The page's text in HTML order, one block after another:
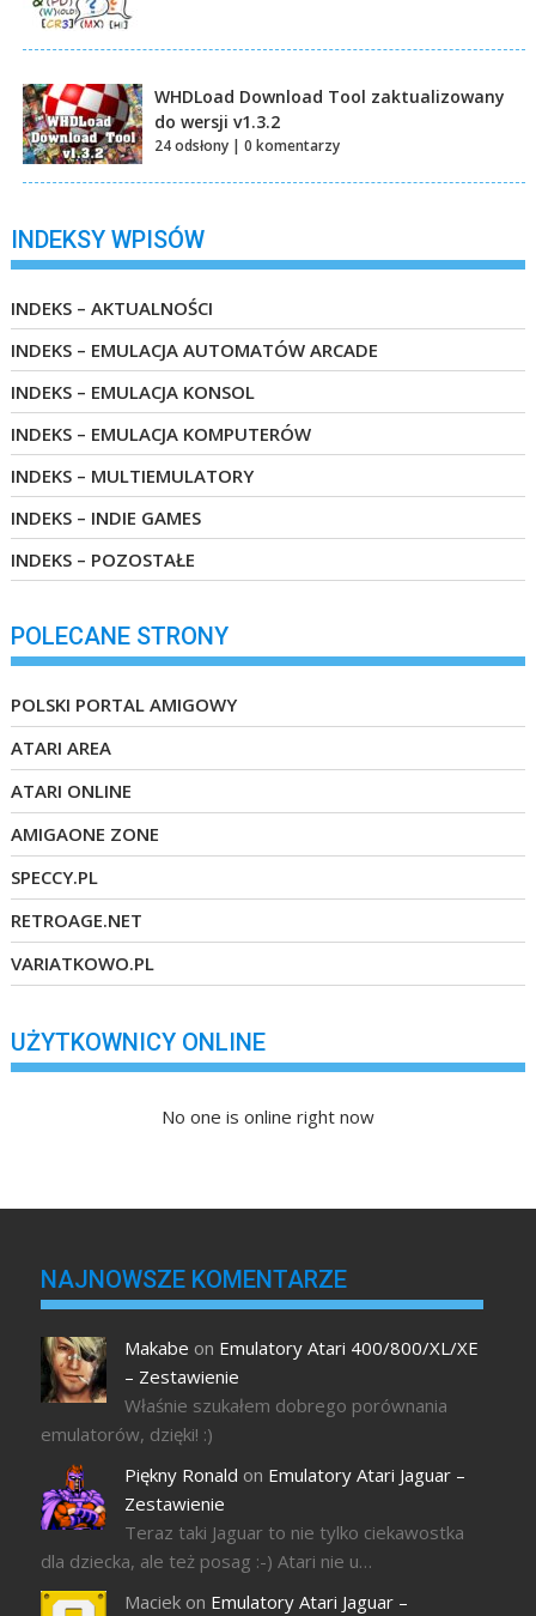
WHDLoad Download Tool zaktualizowany
do wersji v1.3.2
24 odsłony |0 komentarzy
INDEKSY WPISÓW
INDEKS – AKTUALNOŚCI
INDEKS – EMULACJA AUTOMATÓW ARCADE
INDEKS – EMULACJA KONSOL
INDEKS – EMULACJA KOMPUTERÓW
INDEKS – MULTIEMULATORY
INDEKS – INDIE GAMES
INDEKS – POZOSTAŁE
POLECANE STRONY
POLSKI PORTAL AMIGOWY
ATARI AREA
ATARI ONLINE
AMIGAONE ZONE
SPECCY.PL
RETROAGE.NET
VARIATKOWO.PL
UŻYTKOWNICY ONLINE
No one is online right now
NAJNOWSZE KOMENTARZE
Makabe on Emulatory Atari 400/800/XL/XE
– Zestawienie
Właśnie szukałem dobrego porównania
emulatorów, dzięki! :)
Piękny Ronald on Emulatory Atari Jaguar –
Zestawienie
Teraz taki Jaguar to nie tylko ciekawostka
dla dziecka, ale też posag :-) Atari nie u…
Maciek on Emulatory Atari Jaguar –